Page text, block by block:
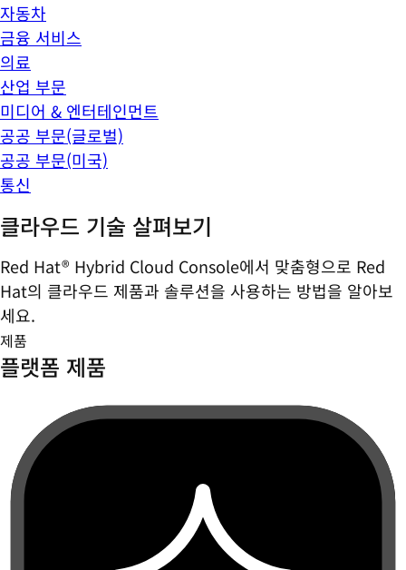
자동차
금융 서비스
의료
산업 부문
미디어 & 엔터테인먼트
공공 부문(글로벌)
공공 부문(미국)
통신
클라우드 기술 살펴보기
Red Hat® Hybrid Cloud Console에서 맞춤형으로 Red
Hat의 클라우드 제품과 솔루션을 사용하는 방법을 알아보
세요.
제품
플랫폼 제품